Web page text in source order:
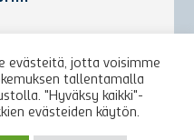
evästeitä, jotta voisimme
tallentamalla
"Hyväksy kaikki"-
evästeiden käytön.